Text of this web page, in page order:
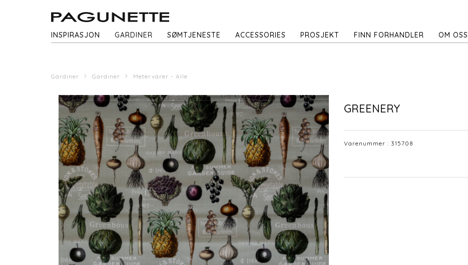
INSPIRASJON GARDINER SØMTJENESTE ACCESSORIES PROSJEKT FINN FORHANDLER OM OSS
Gardiner Gardiner Metervarer - Alle
GREENERY
Varenummer : 315708